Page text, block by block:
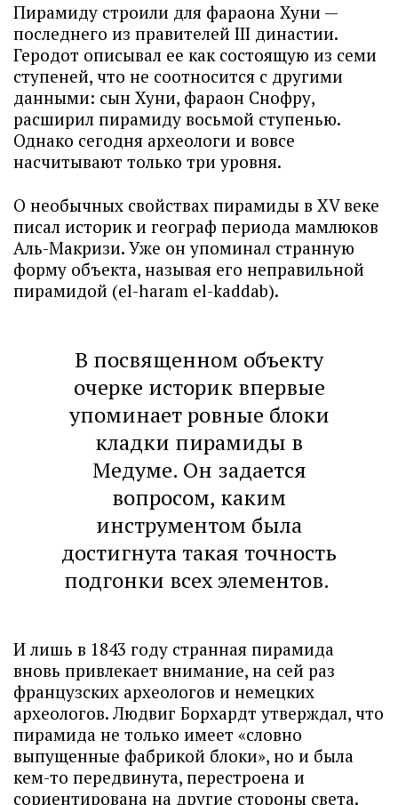
Пирамиду строили для фараона Хуни —
последнего из правителей III династии.
Геродот описывал ее как состоящую из семи
ступеней, что не соотносится с другими
данными: сын Хуни, фараон Снофру,
расширил пирамиду восьмой ступенью.
Однако сегодня археологи и вовсе
насчитывают только три уровня.
О необычных свойствах пирамиды в XV веке
писал историк и географ периода мамлюков
Аль-Макризи. Уже он упоминал странную
форму объекта, называя его неправильной
пирамидой (el-haram el-kaddab).
В посвященном объекту
очерке историк впервые
упоминает ровные блоки
кладки пирамиды в
Медуме. Он задается
вопросом, каким
инструментом была
достигнута такая точность
подгонки всех элементов.
И лишь в 1843 году странная пирамида
вновь привлекает внимание, на сей раз
французских археологов и немецких
археологов. Людвиг Борхардт утверждал, что
пирамида не только имеет «словно
выпущенные фабрикой блоки», но и была
кем-то передвинута, перестроена и
сориентирована на другие стороны света.